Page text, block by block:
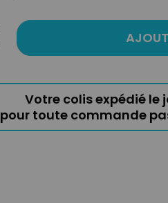
Votre colis expédié le
pour toute commande